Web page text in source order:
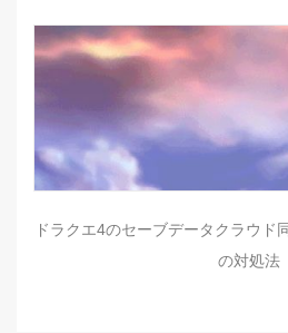
ドラクエ4のセーブデータクラウド
の対処法